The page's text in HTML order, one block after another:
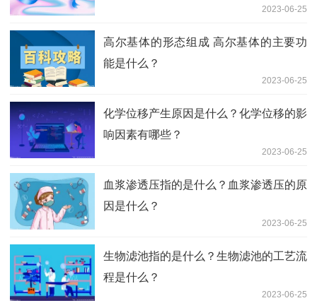
2023-06-25
高尔基体的形态组成 高尔基体的主要功
能是什么？
2023-06-25
化学位移产生原因是什么？化学位移的影
响因素有哪些？
2023-06-25
血浆渗透压指的是什么？血浆渗透压的原
因是什么？
2023-06-25
生物滤池指的是什么？生物滤池的工艺流
程是什么？
2023-06-25